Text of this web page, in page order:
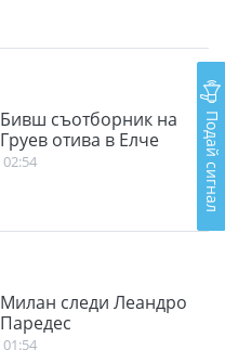
Бивш съотборник на
Груев отива в Елче
02:54
Милан следи Леандро
Паредес
01:54
Подай сигнал